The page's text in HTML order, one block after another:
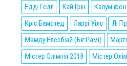
Едді Голл
Кай Грін Калум
Кріс Бамстед
Ларрі Уілс Лі
Мамду Елссбіай (Біг Рамі)
Містер Олімпія 2018
Містер